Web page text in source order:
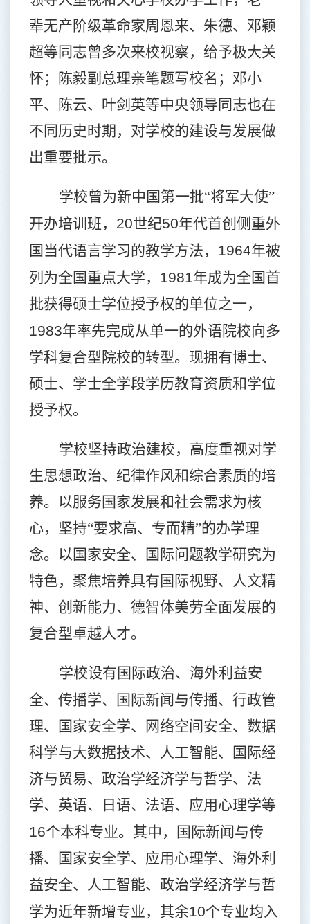
辈无产阶级革命家周恩来、朱德、邓颖
超等同志曾多次来校视察，给予极大关
怀；陈毅副总理亲笔题写校名；邓小
平、陈云、叶剑英等中央领导同志也在
不同历史时期，对学校的建设与发展做
出重要批示。
学校曾为新中国第一批“将军大使”
开办培训班， 20世纪50年代首创侧重外
国当代语言学习的教学方法， 1964年被
列为全国重点大学， 1981年成为全国首
批获得硕士学位授予权的单位之一，
1983年率先完成从单一的外语院校向多
学科复合型院校的转型。现拥有博士、
硕士、学士全学段学历教育资质和学位
授予权。
学校坚持政治建校，高度重视对学
生思想政治、纪律作风和综合素质的培
养。以服务国家发展和社会需求为核
心，坚持“要求高、专而精”的办学理
念。以国家安全、国际问题教学研究为
特色，聚焦培养具有国际视野、人文精
神、创新能力、德智体美劳全面发展的
复合型卓越人才。
学校设有国际政治、海外利益安
全、传播学、
国际新闻与传播、行政管
理、国家安全学、网络空间安全、数据
科学与大数据技术、人工智能、国际经
济与贸易、政治学经济学与哲学、法
学、英语、日语、法语、应用心理学等
16个本科专业。其中，国际新闻与传
播、国家安全学、应用心理学、海外利
益安全、人工智能、政治学经济学与哲
学为近年新增专业，其余10个专业均入